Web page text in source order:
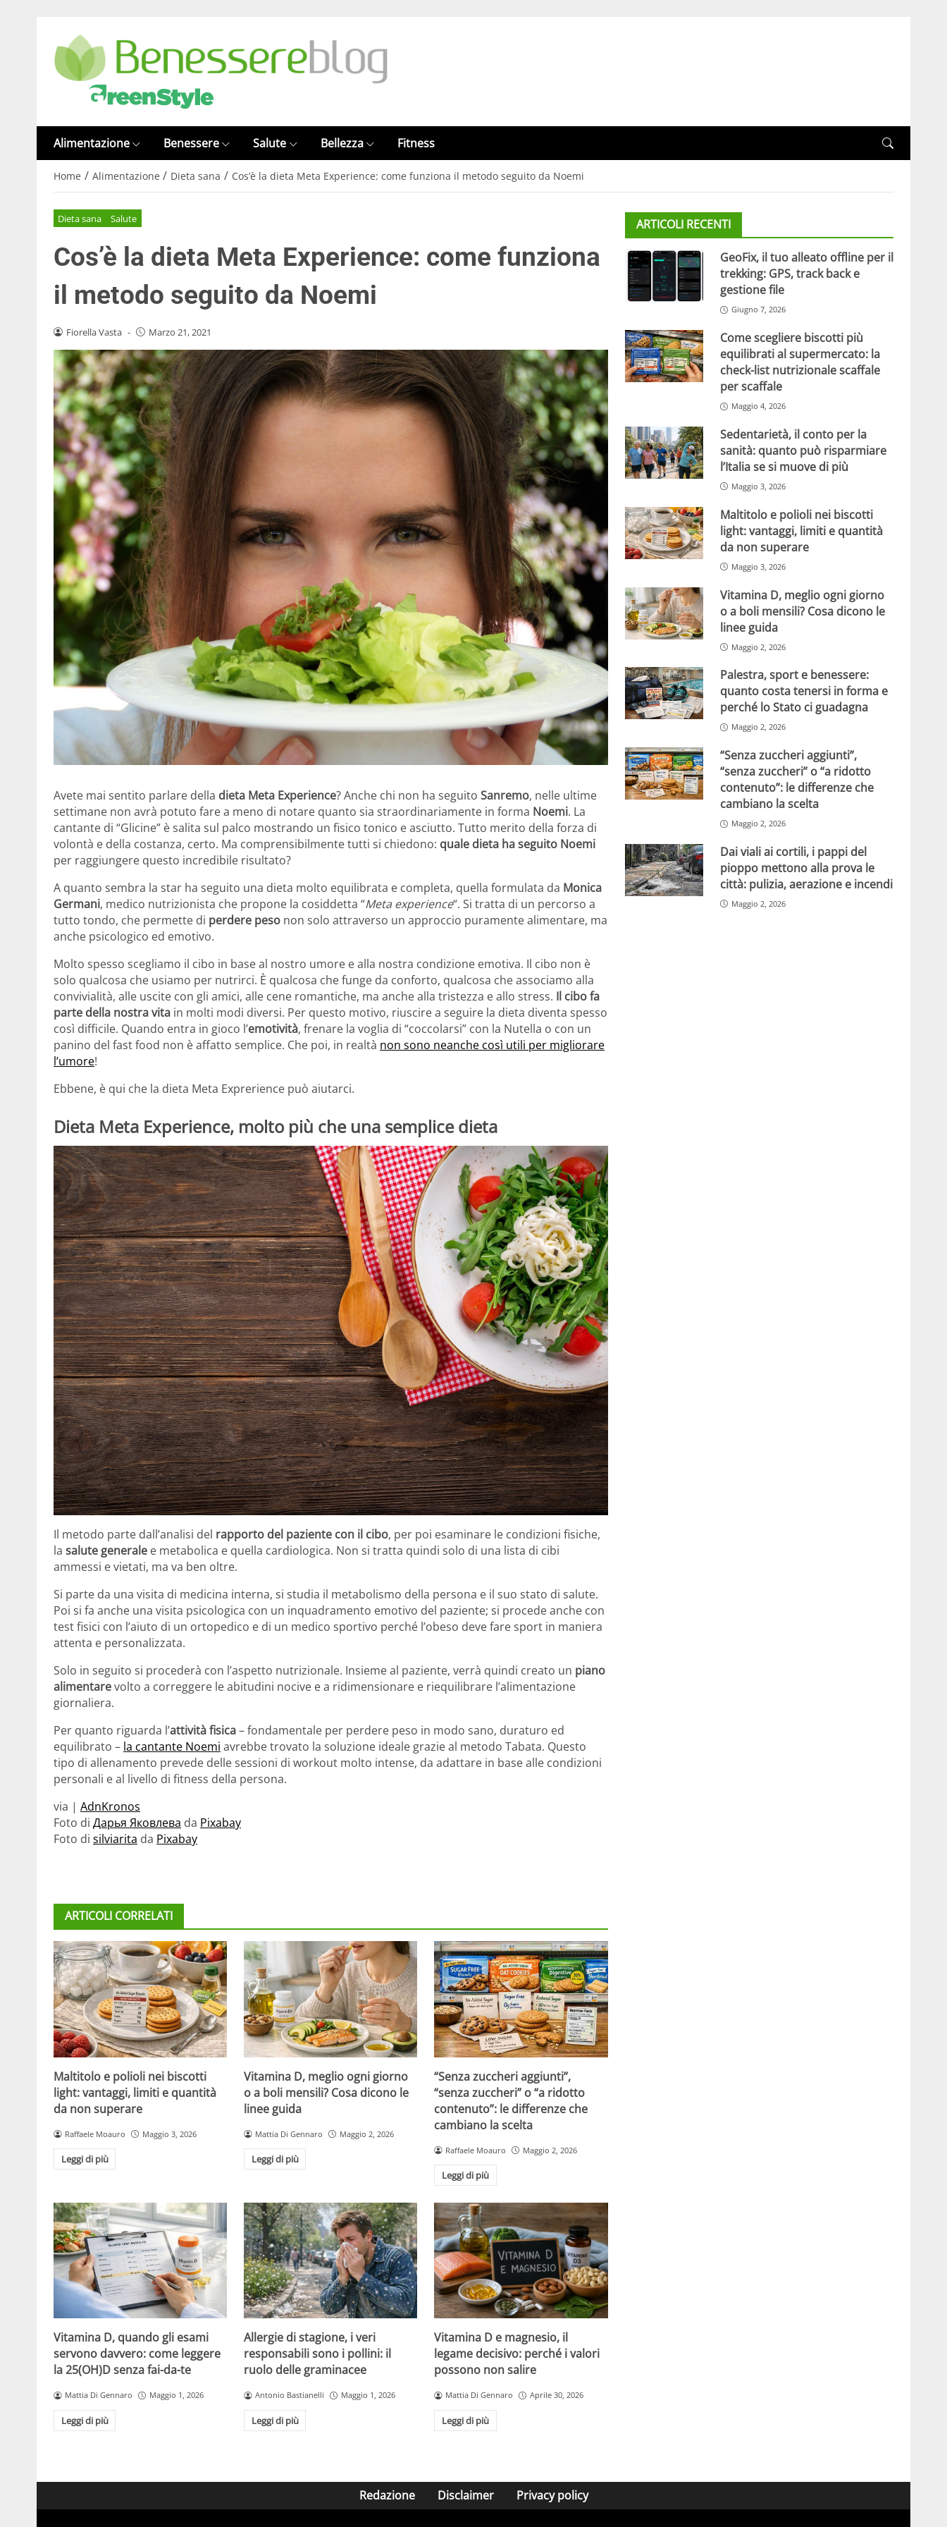
Alimentazione Benessere Salute Bellezza Fitness
Home / Alimentazione / Dieta sana / Cos’è la dieta Meta Experience: come funziona il metodo seguito da Noemi
Dieta sana Salute
Cos’è la dieta Meta Experience: come funziona
il metodo seguito da Noemi
Fiorella Vasta - Marzo 21, 2021
Avete mai sentito parlare della dieta Meta Experience? Anche chi non ha seguito Sanremo, nelle ultime
settimane non avrà potuto fare a meno di notare quanto sia straordinariamente in forma Noemi. La
cantante di “Glicine” è salita sul palco mostrando un fisico tonico e asciutto. Tutto merito della forza di
volontà e della costanza, certo. Ma comprensibilmente tutti si chiedono: quale dieta ha seguito Noemi
per raggiungere questo incredibile risultato?
A quanto sembra la star ha seguito una dieta molto equilibrata e completa, quella formulata da Monica
Germani, medico nutrizionista che propone la cosiddetta “Meta experience“. Si tratta di un percorso a
tutto tondo, che permette di perdere peso non solo attraverso un approccio puramente alimentare, ma
anche psicologico ed emotivo.
Molto spesso scegliamo il cibo in base al nostro umore e alla nostra condizione emotiva. Il cibo non è
solo qualcosa che usiamo per nutrirci. È qualcosa che funge da conforto, qualcosa che associamo alla
convivialità, alle uscite con gli amici, alle cene romantiche, ma anche alla tristezza e allo stress. Il cibo fa
parte della nostra vita in molti modi diversi. Per questo motivo, riuscire a seguire la dieta diventa spesso
così difficile. Quando entra in gioco l’emotività, frenare la voglia di “coccolarsi” con la Nutella o con un
panino del fast food non è affatto semplice. Che poi, in realtà non sono neanche così utili per migliorare
l’umore!
Ebbene, è qui che la dieta Meta Exprerience può aiutarci.
Dieta Meta Experience, molto più che una semplice dieta
Il metodo parte dall’analisi del rapporto del paziente con il cibo, per poi esaminare le condizioni fisiche,
la salute generale e metabolica e quella cardiologica. Non si tratta quindi solo di una lista di cibi
ammessi e vietati, ma va ben oltre.
Si parte da una visita di medicina interna, si studia il metabolismo della persona e il suo stato di salute.
Poi si fa anche una visita psicologica con un inquadramento emotivo del paziente; si procede anche con
test fisici con l’aiuto di un ortopedico e di un medico sportivo perché l’obeso deve fare sport in maniera
attenta e personalizzata.
Solo in seguito si procederà con l’aspetto nutrizionale. Insieme al paziente, verrà quindi creato un piano
alimentarevolto a correggere le abitudini nocive e a ridimensionare e riequilibrare l’alimentazione
giornaliera.
Per quanto riguarda l’attività fisica– fondamentale per perdere peso in modo sano, duraturo ed
equilibrato – la cantante Noemi avrebbe trovato la soluzione ideale grazie al metodo Tabata. Questo
tipo di allenamento prevede delle sessioni di workout molto intense, da adattare in base alle condizioni
personali e al livello di fitness della persona.
via | AdnKronos
Foto di Дарья Яковлева da Pixabay
Foto di silviarita da Pixabay
ARTICOLI CORRELATI
Maltitolo e polioli nei biscotti
light: vantaggi, limiti e quantità
da non superare
Raffaele Moauro Maggio 3, 2026
Leggi di più
Vitamina D, meglio ogni giorno
o a boli mensili? Cosa dicono le
linee guida
Mattia Di Gennaro Maggio 2, 2026
Leggi di più
“Senza zuccheri aggiunti”,
“senza zuccheri” o “a ridotto
contenuto”: le differenze che
cambiano la scelta
Raffaele Moauro Maggio 2, 2026
Leggi di più
Vitamina D, quando gli esami
servono davvero: come leggere
la 25(OH)D senza fai-da-te
Mattia Di Gennaro Maggio 1, 2026
Leggi di più
Allergie di stagione, i veri
responsabili sono i pollini: il
ruolo delle graminacee
Antonio Bastianelli Maggio 1, 2026
Leggi di più
Vitamina D e magnesio, il
legame decisivo: perché i valori
possono non salire
Mattia Di Gennaro Aprile 30, 2026
Leggi di più
ARTICOLI RECENTI
GeoFix, il tuo alleato offline per il
trekking: GPS, track back e
gestione file
Giugno 7, 2026
Come scegliere biscotti più
equilibrati al supermercato: la
check-list nutrizionale scaffale
per scaffale
Maggio 4, 2026
Sedentarietà, il conto per la
sanità: quanto può risparmiare
l’Italia se si muove di più
Maggio 3, 2026
Maltitolo e polioli nei biscotti
light: vantaggi, limiti e quantità
da non superare
Maggio 3, 2026
Vitamina D, meglio ogni giorno
o a boli mensili? Cosa dicono le
linee guida
Maggio 2, 2026
Palestra, sport e benessere:
quanto costa tenersi in forma e
perché lo Stato ci guadagna
Maggio 2, 2026
“Senza zuccheri aggiunti”,
“senza zuccheri” o “a ridotto
contenuto”: le differenze che
cambiano la scelta
Maggio 2, 2026
Dai viali ai cortili, i pappi del
pioppo mettono alla prova le
città: pulizia, aerazione e incendi
Maggio 2, 2026
Redazione Disclaimer Privacy policy